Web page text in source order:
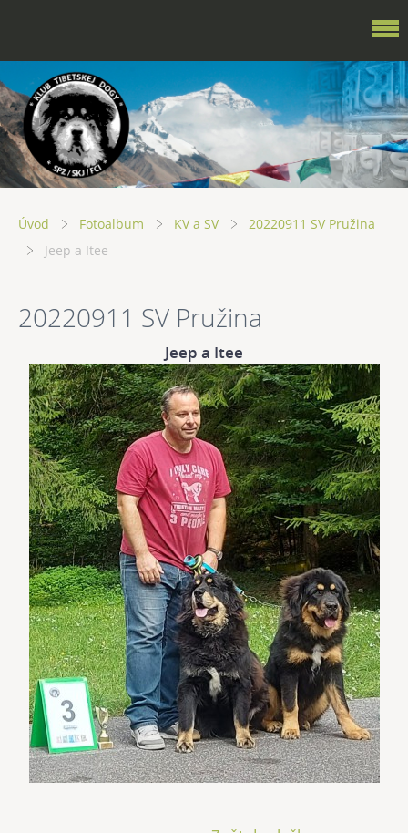
Úvod Fotoalbum KV a SV
20220911 SV Pružina
Jeep a Itee
20220911 SV Pružina
Jeep a Itee